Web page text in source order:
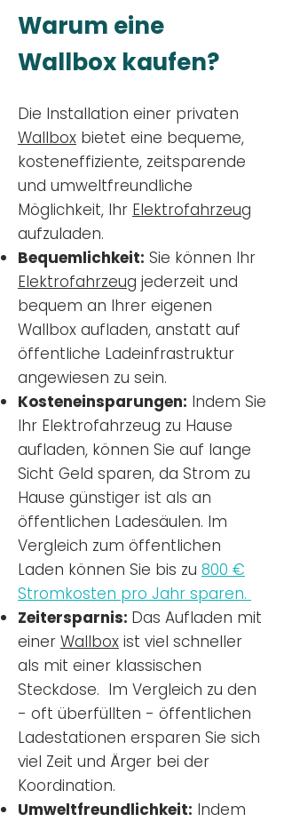
Warum eine
Wallbox kaufen?
Die Installation einer privaten
Wallbox bietet eine bequeme,
kosteneffiziente, zeitsparende
und umweltfreundliche
Möglichkeit, Ihr Elektrofahrzeug
aufzuladen.
Bequemlichkeit: Sie können Ihr
Elektrofahrzeug jederzeit und
bequem an Ihrer eigenen
Wallbox aufladen, anstatt auf
öffentliche Ladeinfrastruktur
angewiesen zu sein.
Kosteneinsparungen: Indem Sie
Ihr Elektrofahrzeug zu Hause
aufladen, können Sie auf lange
Sicht Geld sparen, da Strom zu
Hause günstiger ist als an
öffentlichen Ladesäulen. Im
Vergleich zum öffentlichen
Laden können Sie bis zu 800 €
Stromkosten pro Jahr sparen.
Zeitersparnis: Das Aufladen mit
einer Wallbox ist viel schneller
als mit einer klassischen
Steckdose. Im Vergleich zu den
- oft überfüllten - öffentlichen
Ladestationen ersparen Sie sich
viel Zeit und Ärger bei der
Koordination.
Umweltfreundlichkeit: Indem